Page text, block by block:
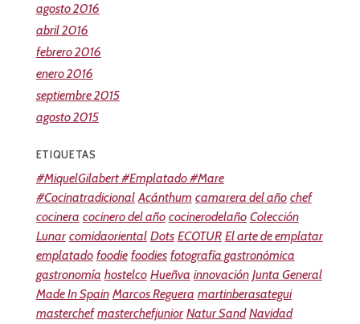
agosto 2016
abril 2016
febrero 2016
enero 2016
septiembre 2015
agosto 2015
ETIQUETAS
#MiquelGilabert #Emplatado #Mare
#Cocinatradicional Acánthum camarera del año chef
cocinera cocinero del año cocinerodelaño Colección
Lunar comidaoriental Dots ECOTUR El arte de emplatar
emplatado foodie foodies fotografía gastronómica
gastronomía hostelco Hueñva innovación Junta General
Made In Spain Marcos Reguera martinberasategui
masterchef masterchefjunior Natur Sand Navidad